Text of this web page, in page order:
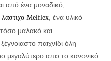
από ένα μοναδικό,
λάστιχο Melflex, ένα υλικό
μαλακό και
παιχνίδι όλη
μεγαλύτερο απο το κανονικό